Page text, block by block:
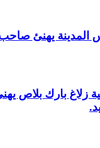
صاحب الجلالة بمناسبة
زلاغ بارك